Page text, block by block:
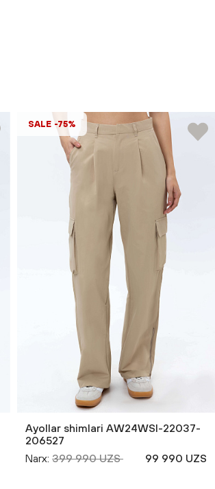
SALE -75%
Ayollar shimlari AW24WSI-22037-
206527
Narx: 399 990 UZS 99 990 UZS